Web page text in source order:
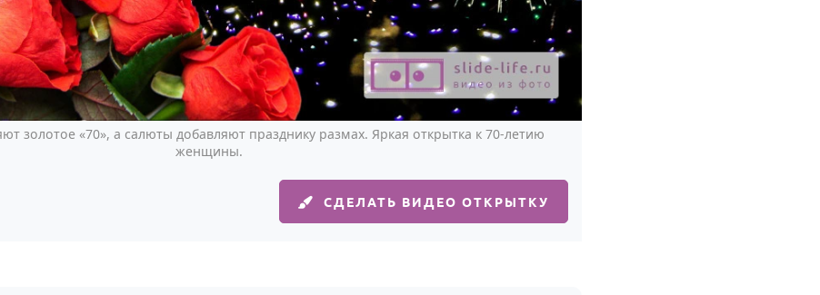
золотое «70», а салюты добавляют празднику размах. Яркая открытка к 70-летию
женщины.
СДЕЛАТЬ ВИДЕО ОТКРЫТКУ